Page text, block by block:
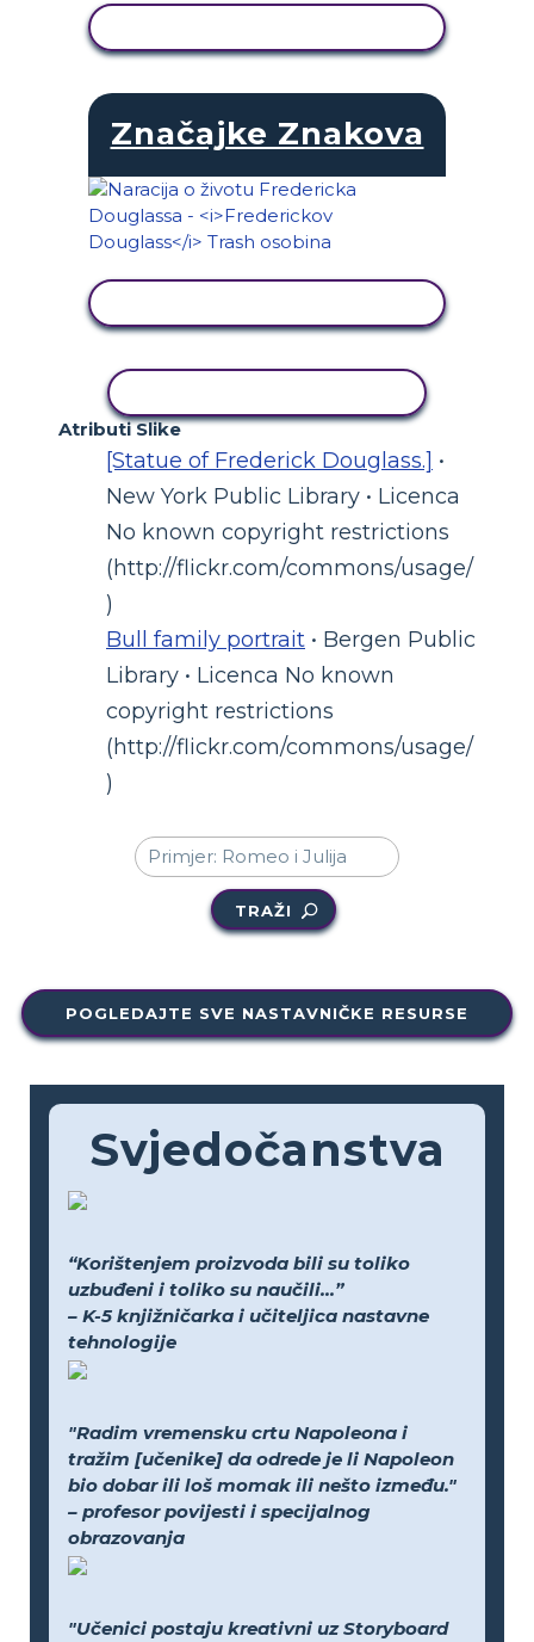
Značajke Znakova
Atributi Slike
[Statue of Frederick Douglass.] •
New York Public Library • Licenca
No known copyright restrictions
(http://flickr.com/commons/usage/
)
Bull family portrait • Bergen Public
Library • Licenca No known
copyright restrictions
(http://flickr.com/commons/usage/
)
TRAŽI
POGLEDAJTE SVE NASTAVNIČKE RESURSE
Svjedočanstva
“Korištenjem proizvoda bili su toliko
uzbuđeni i toliko su naučili...”
– K-5 knjižničarka i učiteljica nastavne
tehnologije
"Radim vremensku crtu Napoleona i
tražim [učenike] da odrede je li Napoleon
bio dobar ili loš momak ili nešto između."
– profesor povijesti i specijalnog
obrazovanja
"Učenici postaju kreativni uz Storyboard